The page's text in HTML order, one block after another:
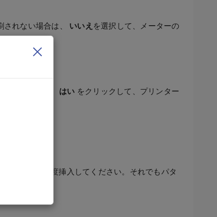
れない場合は、 いいえ を選択して、メーターの
はい をクリックして、プリンター
筒をもう一度挿入してください。それでもパタ